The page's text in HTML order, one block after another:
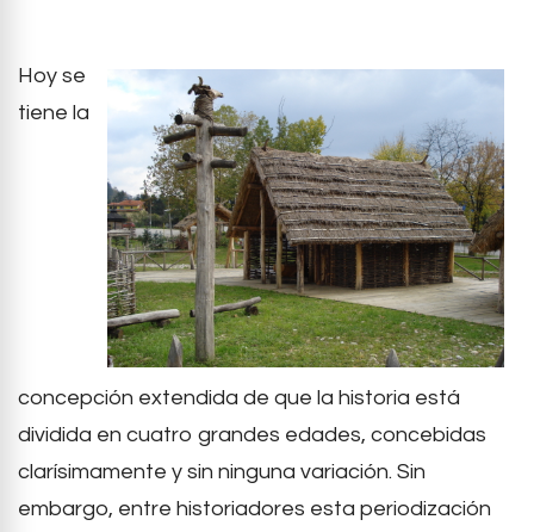
Hoy se
tiene la
concepción extendida de que la historia está
dividida en cuatro grandes edades, concebidas
clarísimamente y sin ninguna variación. Sin
embargo, entre historiadores esta periodización